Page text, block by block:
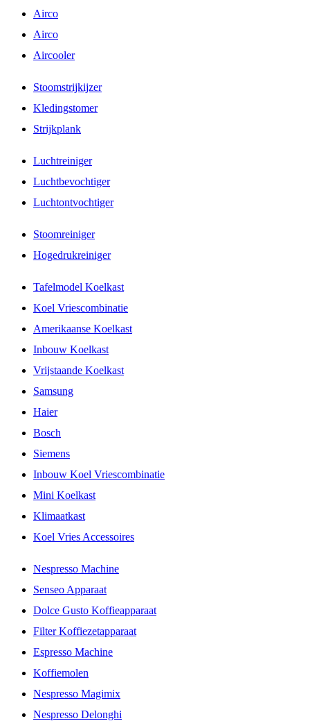
Airco
Airco
Aircooler
Stoomstrijkijzer
Kledingstomer
Strijkplank
Luchtreiniger
Luchtbevochtiger
Luchtontvochtiger
Stoomreiniger
Hogedrukreiniger
Tafelmodel Koelkast
Koel Vriescombinatie
Amerikaanse Koelkast
Inbouw Koelkast
Vrijstaande Koelkast
Samsung
Haier
Bosch
Siemens
Inbouw Koel Vriescombinatie
Mini Koelkast
Klimaatkast
Koel Vries Accessoires
Nespresso Machine
Senseo Apparaat
Dolce Gusto Koffieapparaat
Filter Koffiezetapparaat
Espresso Machine
Koffiemolen
Nespresso Magimix
Nespresso Delonghi